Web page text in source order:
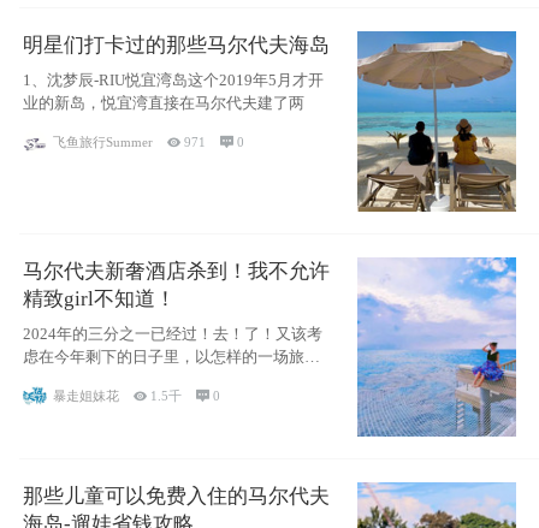
明星们打卡过的那些马尔代夫海岛
1、沈梦辰-RIU悦宜湾岛这个2019年5月才开
业的新岛，悦宜湾直接在马尔代夫建了两
飞鱼旅行Summer 971 0
马尔代夫新奢酒店杀到！我不允许
精致girl不知道！
2024年的三分之一已经过！去！了！又该考
虑在今年剩下的日子里，以怎样的一场旅行
暴走姐妹花  1.5千 0
那些儿童可以免费入住的马尔代夫